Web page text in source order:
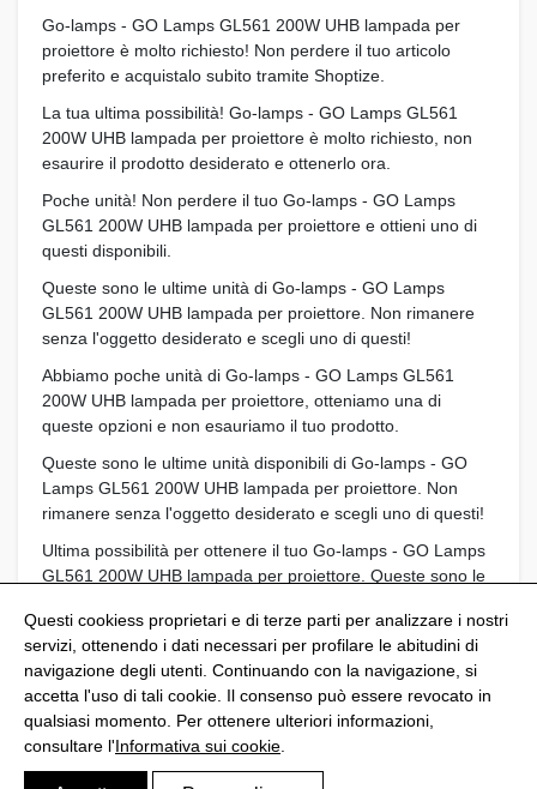
Go-lamps - GO Lamps GL561 200W UHB lampada per
proiettore è molto richiesto! Non perdere il tuo articolo
preferito e acquistalo subito tramite Shoptize.
La tua ultima possibilità! Go-lamps - GO Lamps GL561
200W UHB lampada per proiettore è molto richiesto, non
esaurire il prodotto desiderato e ottenerlo ora.
Poche unità! Non perdere il tuo Go-lamps - GO Lamps
GL561 200W UHB lampada per proiettore e ottieni uno di
questi disponibili.
Queste sono le ultime unità di Go-lamps - GO Lamps
GL561 200W UHB lampada per proiettore. Non rimanere
senza l'oggetto desiderato e scegli uno di questi!
Abbiamo poche unità di Go-lamps - GO Lamps GL561
200W UHB lampada per proiettore, otteniamo una di
queste opzioni e non esauriamo il tuo prodotto.
Queste sono le ultime unità disponibili di Go-lamps - GO
Lamps GL561 200W UHB lampada per proiettore. Non
rimanere senza l'oggetto desiderato e scegli uno di questi!
Ultima possibilità per ottenere il tuo Go-lamps - GO Lamps
GL561 200W UHB lampada per proiettore. Queste sono le
@Shoptize 2026
Questi cookiess proprietari e di terze parti per analizzare i nostri
servizi, ottenendo i dati necessari per profilare le abitudini di
navigazione degli utenti. Continuando con la navigazione, si
accetta l'uso di tali cookie. Il consenso può essere revocato in
qualsiasi momento. Per ottenere ulteriori informazioni,
consultare l'Informativa sui cookie